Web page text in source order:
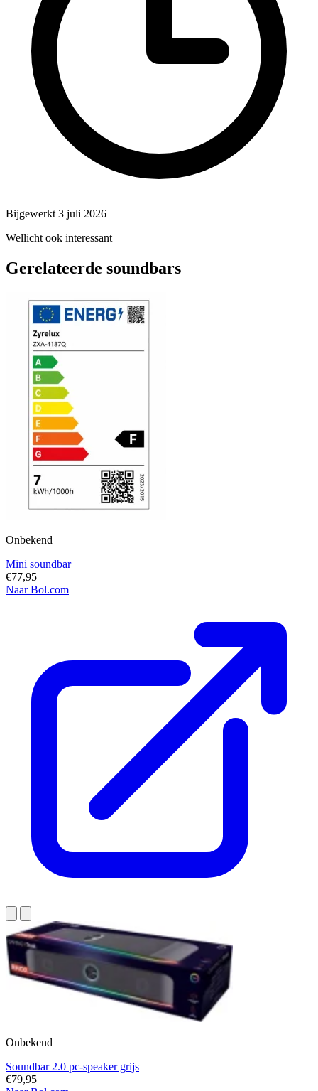
Bijgewerkt 3 juli 2026
Wellicht ook interessant
Gerelateerde soundbars
Onbekend
Mini soundbar
€77,95
Naar Bol.com
Onbekend
Soundbar 2.0 pc-speaker grijs
€79,95